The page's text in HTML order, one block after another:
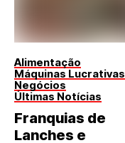
Alimentação
Máquinas Lucrativas
Negócios
Últimas Notícias
Franquias de
Lanches e